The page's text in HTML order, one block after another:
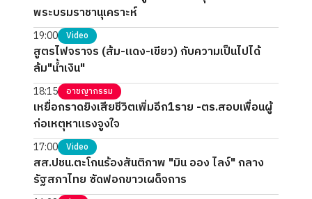
พระบรมราชานุเคราะห์
19:00 Video
สูตรไฟจราจร (ส้ม-แดง-เขียว) กับความเป็นไปได้
ล้ม"น้ำเงิน"
18:15 อาชญากรรม
เหยื่อกราดยิงเสียชีวิตเพิ่มอีก1ราย -ตร.สอบเพื่อนผู้
ก่อเหตุหาแรงจูงใจ
17:00 Video
สส.ปชน.ตะโกนร้องสันติภาพ "มิน ออง ไลง์" กลาง
รัฐสภาไทย ซัดฟอกขาวเผด็จการ